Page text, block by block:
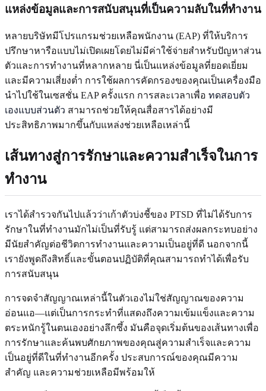
แหล่งข้อมูลและการสนับสนุนที่เป็นความลับในที่ทำงาน
หลายบริษัทมีโปรแกรมช่วยเหลือพนักงาน (EAP) ที่ให้บริการ
ปรึกษาหารือแบบไม่เปิดเผยโดยไม่มีค่าใช้จ่ายสำหรับปัญหาส่วน
ตัวและการทำงานที่หลากหลาย นี่เป็นแหล่งข้อมูลที่ยอดเยี่ยม
และมีความเสี่ยงต่ำ การใช้ผลการคัดกรองของคุณเป็นเครื่องมือ
นำไปใช้ในเซสชั่น EAP ครั้งแรก การสละเวลาเพื่อ ทดสอบตัว
เองแบบส่วนตัว สามารถช่วยให้คุณสื่อสารได้อย่างมี
ประสิทธิภาพมากขึ้นกับแหล่งช่วยเหลือเหล่านี้
เส้นทางสู่การรักษาและความสำเร็จในการ
ทำงาน
เราได้สำรวจกันไปแล้วว่าเก้าตัวบ่งชี้ของ PTSD ที่ไม่ได้รับการ
รักษาในที่ทำงานมักไม่เป็นที่รับรู้ แต่สามารถส่งผลกระทบอย่าง
มีนัยสำคัญต่อชีวิตการทำงานและความเป็นอยู่ที่ดี นอกจากนี้
เรายังพูดถึงสิทธิ์และขั้นตอนปฏิบัติที่คุณสามารถทำได้เพื่อรับ
การสนับสนุน
การจดจำสัญญาณเหล่านี้ในตัวเองไม่ใช่สัญญาณของความ
อ่อนแอ—แต่เป็นการกระทำที่แสดงถึงความเข้มแข็งและความ
ตระหนักรู้ในตนเองอย่างลึกซึ้ง มันคือจุดเริ่มต้นของเส้นทางเพื่อ
การรักษาและค้นพบศักยภาพของคุณสู่ความสำเร็จและความ
เป็นอยู่ที่ดีในที่ทำงานอีกครั้ง ประสบการณ์ของคุณมีความ
สำคัญ และความช่วยเหลือมีพร้อมให้